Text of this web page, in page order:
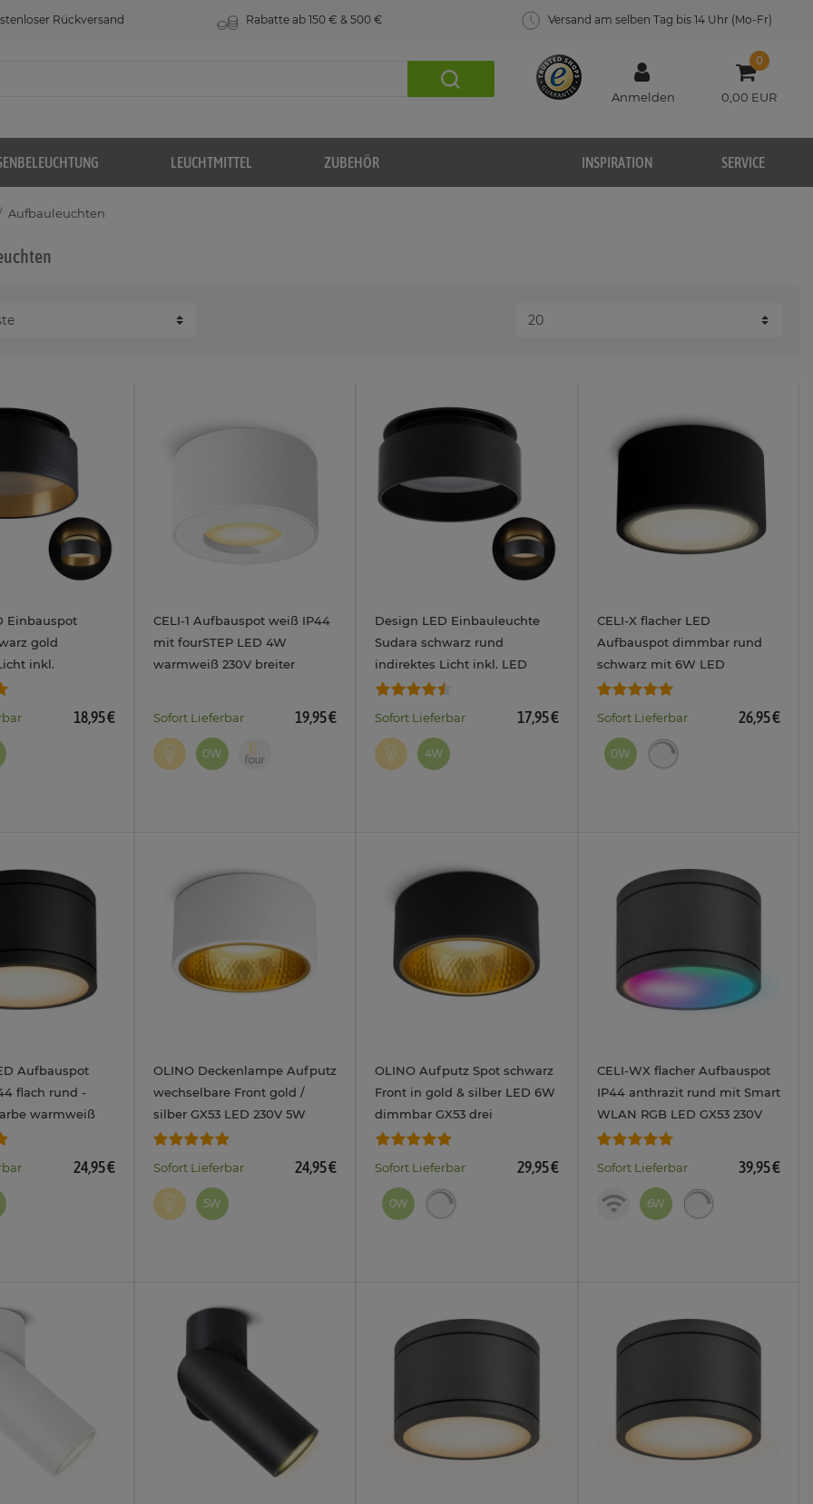
Rückversand Rabatte ab 150 € & 500 € Versand am selben Tag bis 14 Uhr (Mo-Fr)
Anmelden
0
0,00 EUR
LEUCHTMITTEL ZUBEHÖR SERVICE
INSPIRATION
Aufbauleuchten
Einbauspot
gold
inkl.
Modul 4W
neutralweiß +18,95 €
CELI-1 Aufbauspot weiß IP44
mit fourSTEP LED 4W
warmweiß 230V breiter
Sofort Lieferbar 19,95 €
0W
Design LED Einbauleuchte
Sudara schwarz rund
indirektes Licht inkl. LED
Modul 4W LumiFLEX
Lichtfarbe warm / neutral /
Sofort Lieferbar 17,95 €
4W
CELI-X flacher LED
Aufbauspot dimmbar rund
schwarz mit 6W LED
LumiFLEX GX53 3CCT
Sofort Lieferbar 26,95 €
0W
Aufbauspot
flach rund -
warmweiß
230V
24,95 €
OLINO Deckenlampe Aufputz
wechselbare Front gold /
silber GX53 LED 230V 5W
LumiFLEX Lichtfarbe warm /
Sofort Lieferbar 24,95 €
5W
OLINO Aufputz Spot schwarz
Front in gold & silber LED 6W
dimmbar GX53 drei
einstellbaren Lichtfarben
Sofort Lieferbar 29,95 €
0W
CELI-WX flacher Aufbauspot
IP44 anthrazit rund mit Smart
WLAN RGB LED GX53 230V
Sofort Lieferbar 39,95 €
6W